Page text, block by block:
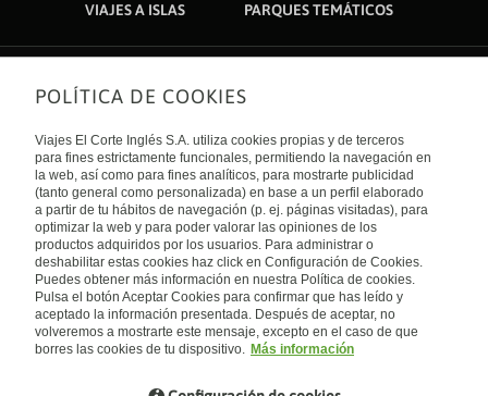
VIAJES A ISLAS
PARQUES TEMÁTICOS
Sobre nosotros
Quiénes somos
Financiación
Sostenibilidad
Turismo accesible
Tarjeta El Corte Inglés
Trabaja con nosotros
El Corte Inglés
Canal Ético
Enlaces de interés
Guías de viaje
Catálogos
Auto check-in
Condiciones Generales
Política de privacidad
Política de cookies
Accesibilidad
Empresas/ Grupos
Internacional
España
Visita nuestro blog
Blog de Viajes el Corte inglés
POLÍTICA DE COOKIES
Viajes El Corte Inglés S.A. utiliza cookies propias y de terceros
para fines estrictamente funcionales, permitiendo la navegación en
la web, así como para fines analíticos, para mostrarte publicidad
(tanto general como personalizada) en base a un perfil elaborado
a partir de tu hábitos de navegación (p. ej. páginas visitadas), para
optimizar la web y para poder valorar las opiniones de los
productos adquiridos por los usuarios. Para administrar o
deshabilitar estas cookies haz click en Configuración de Cookies.
Puedes obtener más información en nuestra Política de cookies.
Pulsa el botón Aceptar Cookies para confirmar que has leído y
aceptado la información presentada. Después de aceptar, no
volveremos a mostrarte este mensaje, excepto en el caso de que
borres las cookies de tu dispositivo. Más información